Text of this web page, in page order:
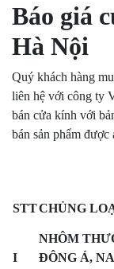
Báo giá
Hà Nội
Quý khách hàng
liên hệ với công ty
bán cửa kính với
bán sản phẩm
STTCHỦNG
I
NHÔM
ĐÔNG Á,